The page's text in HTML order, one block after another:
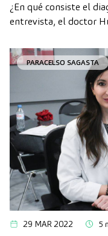
¿En qué consiste el
entrevista, el doctor
consulta de
más comunes sobre
PARACELSO SAGASTA
29 MAR 2022 5